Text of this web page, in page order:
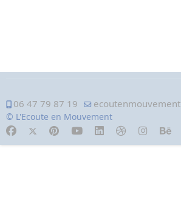
06 47 79 87 19
© L'Ecoute en Mouvement